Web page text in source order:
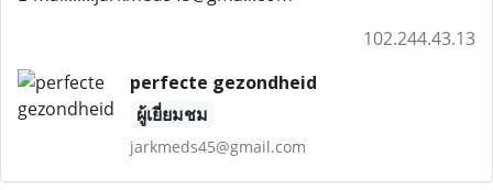
102.244.43.13
perfecte gezondheid
ผู้เยี่ยมชม
jarkmeds45@gmail.com